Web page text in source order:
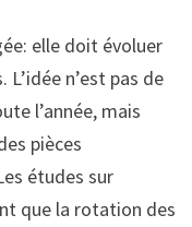
elle doit évoluer
n’est pas de
l’année, mais
pièces
études sur
que la rotation des